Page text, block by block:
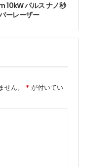
10kW パルス ナノ秒
ーレーザー
ん。 * が付いてい